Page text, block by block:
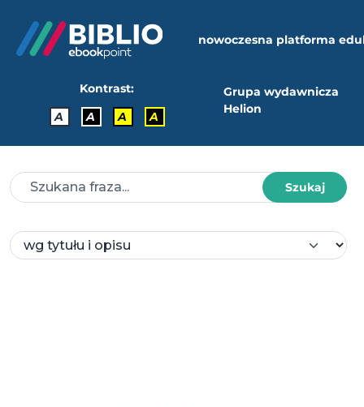
nowoczesna platforma
Kontrast:
A
A A A
Grupa wydawnicza
Helion
Szukaj